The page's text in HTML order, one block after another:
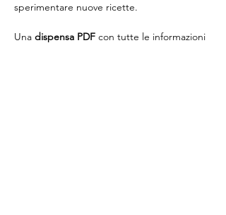
sperimentare nuove ricette.
Una dispensa PDF con tutte le informazioni